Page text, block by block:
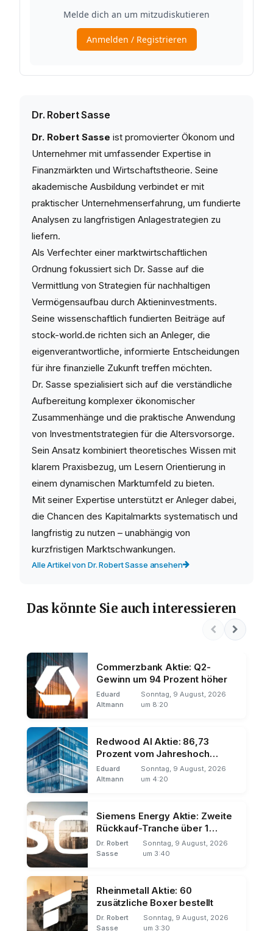
Dr. Robert Sasse
Dr. Robert Sasse ist promovierter Ökonom und
Unternehmer mit umfassender Expertise in
Finanzmärkten und Wirtschaftstheorie. Seine
akademische Ausbildung verbindet er mit
praktischer Unternehmenserfahrung, um fundierte
Analysen zu langfristigen Anlagestrategien zu
liefern.
Als Verfechter einer marktwirtschaftlichen
Ordnung fokussiert sich Dr. Sasse auf die
Vermittlung von Strategien für nachhaltigen
Vermögensaufbau durch Aktieninvestments.
Seine wissenschaftlich fundierten Beiträge auf
stock-world.de richten sich an Anleger, die
eigenverantwortliche, informierte Entscheidungen
für ihre finanzielle Zukunft treffen möchten.
Dr. Sasse spezialisiert sich auf die verständliche
Aufbereitung komplexer ökonomischer
Zusammenhänge und die praktische Anwendung
von Investmentstrategien für die Altersvorsorge.
Sein Ansatz kombiniert theoretisches Wissen mit
klarem Praxisbezug, um Lesern Orientierung in
einem dynamischen Marktumfeld zu bieten.
Mit seiner Expertise unterstützt er Anleger dabei,
die Chancen des Kapitalmarkts systematisch und
langfristig zu nutzen – unabhängig von
kurzfristigen Marktschwankungen.
Alle Artikel von Dr. Robert Sasse ansehen
Das könnte Sie auch interessieren
Commerzbank Aktie: Q2-
Gewinn um 94 Prozent höher
Eduard
Altmann
Sonntag, 9 August, 2026
um 8:20
Redwood AI Aktie: 86,73
Prozent vom Jahreshoch
entfernt
Eduard
Altmann
Sonntag, 9 August, 2026
um 4:20
Siemens Energy Aktie: Zweite
Rückkauf-Tranche über 1
Milliarde
Dr. Robert
Sasse
Sonntag, 9 August, 2026
um 3:40
Rheinmetall Aktie: 60
zusätzliche Boxer bestellt
Dr. Robert
Sasse
Sonntag, 9 August, 2026
um 3:30